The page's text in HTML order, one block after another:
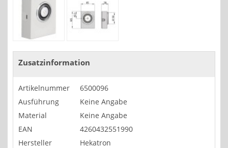
Zusatzinformation
Artikelnummer
6500096
Ausführung
Keine Angabe
Material
Keine Angabe
EAN
4260432551990
Hersteller
Hekatron